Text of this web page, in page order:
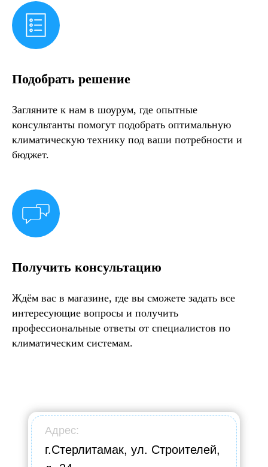
Подобрать решение
Загляните к нам в шоурум, где опытные
консультанты помогут подобрать оптимальную
климатическую технику под ваши потребности и
бюджет.
Получить консультацию
Ждём вас в магазине, где вы сможете задать все
интересующие вопросы и получить
профессиональные ответы от специалистов по
климатическим системам.
Адрес:
г.Стерлитамак, ул. Строителей,